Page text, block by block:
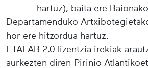
hartuz), baita ere
Departamenduko
hor ere hitzordua hartuz.
ETALAB 2.0 lizentzia irekiak
aurkezten diren Pirinio